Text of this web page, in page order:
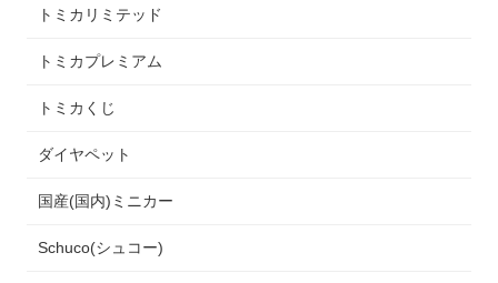
トミカリミテッド
トミカプレミアム
トミカくじ
ダイヤペット
国産(国内)ミニカー
Schuco(シュコー)